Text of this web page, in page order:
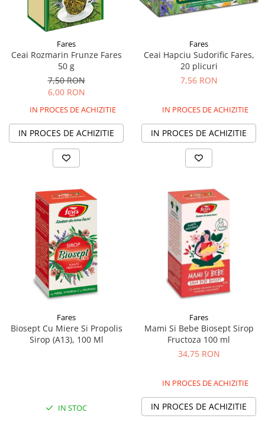
Omega 3
Probiotice si prebiotice
Sanatate urinara
Sistemul respirator
Slabire si control greutate
Somn stres si anxietate
Supliment Calciu
Supliment Fier
Supliment Magneziu
Supliment Vitamina B
Supliment Vitamina C
Supliment Vitamina D3
Supliment Vitamina E
Supliment Zinc
Tincturi si Gemoderivate
Ingrijire par
Balsam masca si tratament
Produse cu SPF Pentru Fata
Repelenti insecte
Fares
Ceai Rozmarin Frunze Fares
50 g
7,50 RON
6,00 RON
IN PROCES DE ACHIZITIE
IN PROCES DE ACHIZITIE
Fares
Ceai Hapciu Sudorific Fares,
20 plicuri
7,56 RON
IN PROCES DE ACHIZITIE
IN PROCES DE ACHIZITIE
Fares
Biosept Cu Miere Si Propolis
Sirop (A13), 100 Ml
IN STOC
Fares
Mami Si Bebe Biosept Sirop
Fructoza 100 ml
34,75 RON
IN PROCES DE ACHIZITIE
IN PROCES DE ACHIZITIE